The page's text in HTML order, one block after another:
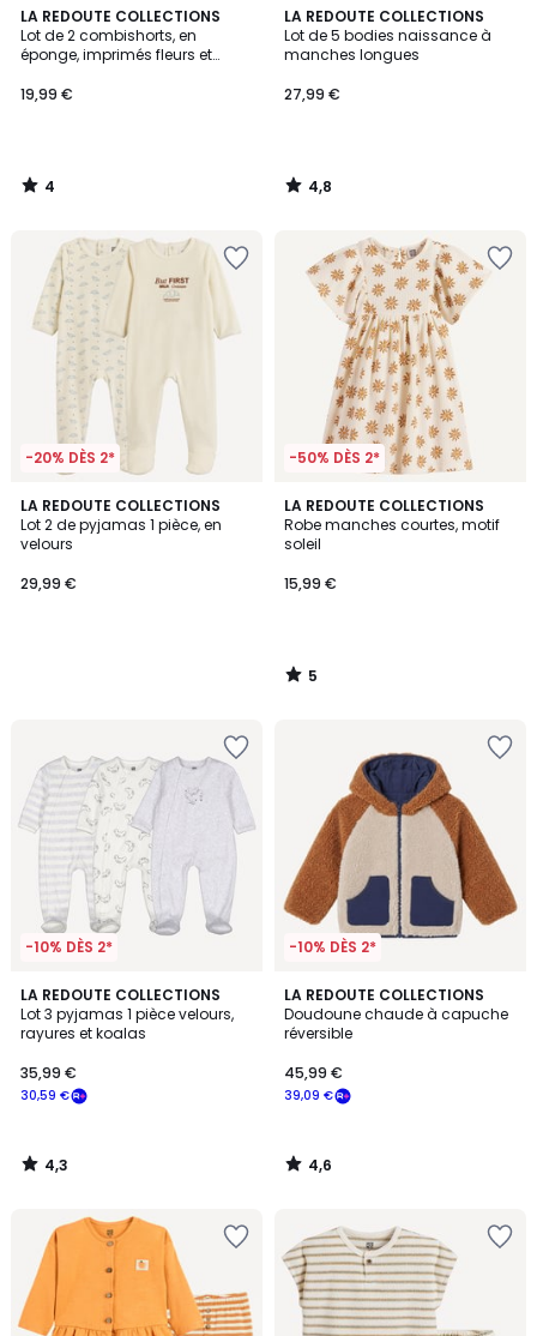
LA REDOUTE COLLECTIONS
Lot de 2 combishorts, en
éponge, imprimés fleurs et
19,99 €
4
/
5
4
/
LA REDOUTE COLLECTIONS
Lot de 5 bodies naissance à
manches longues
27,99 €
4,8
/ 5
4,8
/
-20% DÈS 2*
LA REDOUTE COLLECTIONS
Lot 2 de pyjamas 1 pièce, en
velours
29,99 €
-50% DÈS 2*
LA REDOUTE COLLECTIONS
Robe manches courtes, motif
soleil
15,99 €
5
/
5
5
/
-10% DÈS 2*
LA REDOUTE COLLECTIONS
Lot 3 pyjamas 1 pièce velours,
rayures et koalas
30,59 €
35,99 €
4,3
/ 5
4,3
/
-10% DÈS 2*
LA REDOUTE COLLECTIONS
Doudoune chaude à capuche
réversible
39,09 €
45,99 €
4,6
/ 5
4,6
/